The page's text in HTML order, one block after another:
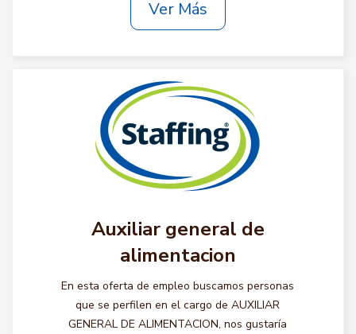
Ver Más
Auxiliar general de
alimentacion
En esta oferta de empleo buscamos personas
que se perfilen en el cargo de AUXILIAR
GENERAL DE ALIMENTACION, nos gustaría